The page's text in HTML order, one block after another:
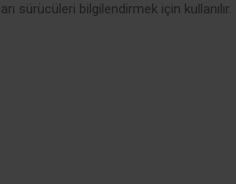
sürücüleri bilgilendirmek için kullanılır.